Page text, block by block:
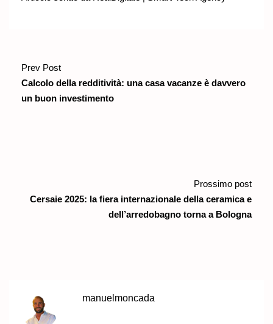
Prev Post
Calcolo della redditività: una casa vacanze è davvero
un buon investimento
Prossimo post
Cersaie 2025: la fiera internazionale della ceramica e
dell’arredobagno torna a Bologna
manuelmoncada